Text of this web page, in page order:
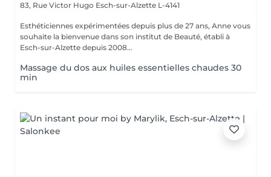
83, Rue Victor Hugo Esch-sur-Alzette L-4141
Esthéticiennes expérimentées depuis plus de 27 ans, Anne vous
souhaite la bienvenue dans son institut de Beauté, établi à
Esch-sur-Alzette depuis 2008...
Massage du dos aux huiles essentielles chaudes 30
min